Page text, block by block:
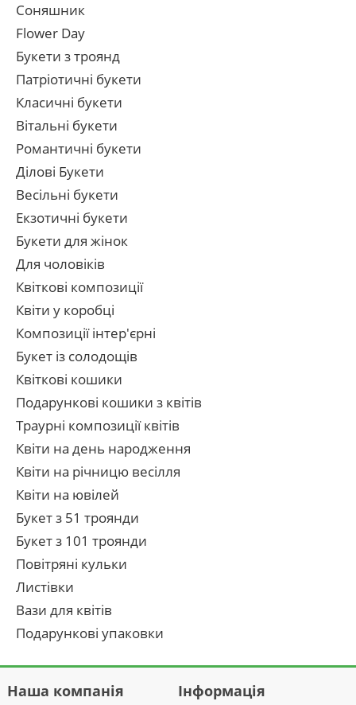
Соняшник
Flower Day
Букети з троянд
Патріотичні букети
Класичні букети
Вітальні букети
Романтичні букети
Ділові Букети
Весільні букети
Екзотичні букети
Букети для жінок
Для чоловіків
Квіткові композиції
Квіти у коробці
Композиції інтер'єрні
Букет із солодощів
Квіткові кошики
Подарункові кошики з квітів
Траурні композиції квітів
Квіти на день народження
Квіти на річницю весілля
Квіти на ювілей
Букет з 51 троянди
Букет з 101 троянди
Повітряні кульки
Листівки
Вази для квітів
Подарункові упаковки
Наша компанія Інформація